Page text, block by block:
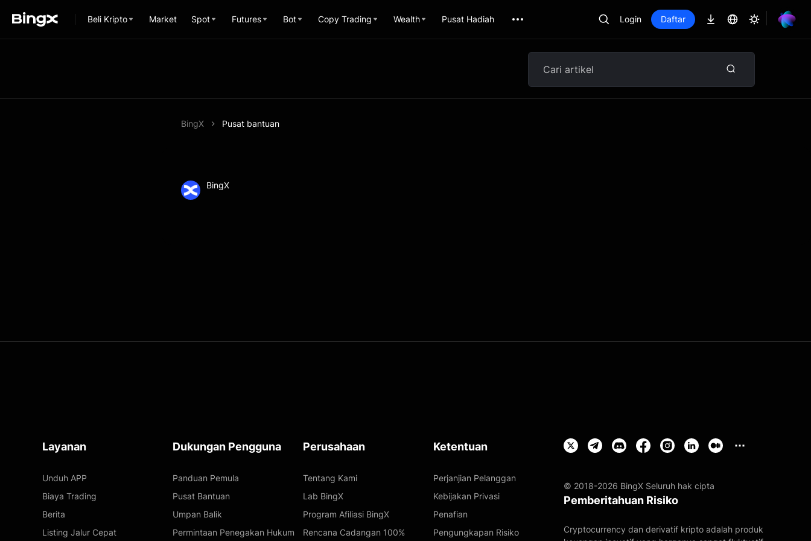
Beli Kripto Market Spot Futures Bot Copy Trading Wealth Pusat Hadiah Login Daftar
BingX Pusat bantuan
BingX
Layanan
Unduh APP
Biaya Trading
Berita
Listing Jalur Cepat
Dukungan Pengguna
Panduan Pemula
Pusat Bantuan
Umpan Balik
Permintaan Penegakan Hukum
Perusahaan
Tentang Kami
Lab BingX
Program Afiliasi BingX
Rencana Cadangan 100%
Ketentuan
Perjanjian Pelanggan
Kebijakan Privasi
Penafian
Pengungkapan Risiko
© 2018-2026 BingX Seluruh hak cipta
Pemberitahuan Risiko
Cryptocurrency dan derivatif kripto adalah produk